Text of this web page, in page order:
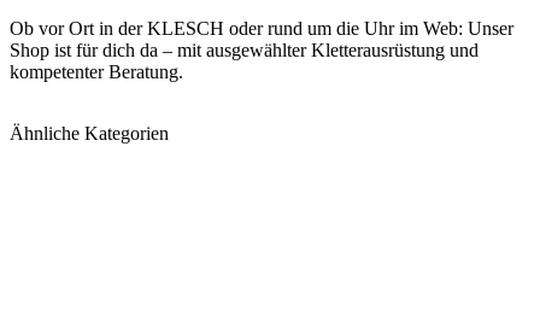
Ob vor Ort in der KLESCH oder rund um die Uhr im Web: Unser
Shop ist für dich da – mit ausgewählter Kletterausrüstung und
kompetenter Beratung.
Ähnliche Kategorien